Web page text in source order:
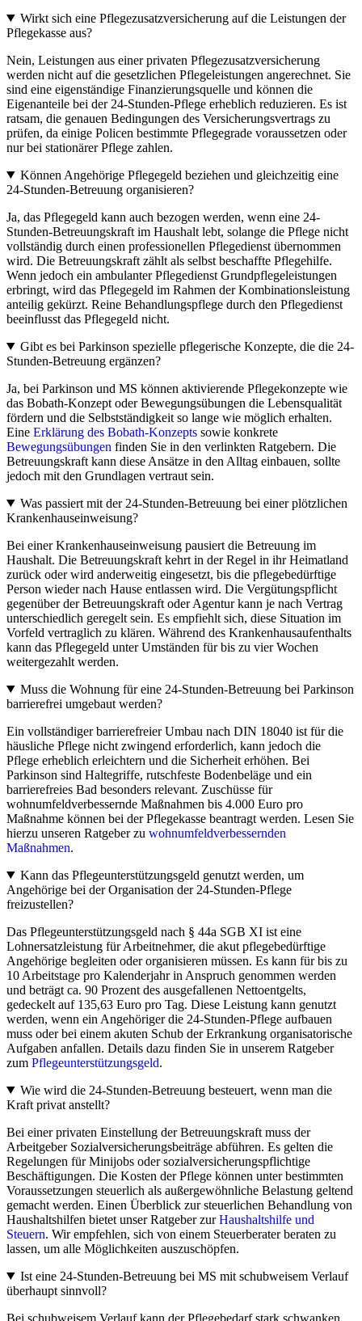
Wirkt sich eine Pflegezusatzversicherung auf die Leistungen der
Pflegekasse aus?
Nein, Leistungen aus einer privaten Pflegezusatzversicherung
werden nicht auf die gesetzlichen Pflegeleistungen angerechnet. Sie
sind eine eigenständige Finanzierungsquelle und können die
Eigenanteile bei der 24-Stunden-Pflege erheblich reduzieren. Es ist
ratsam, die genauen Bedingungen des Versicherungsvertrags zu
prüfen, da einige Policen bestimmte Pflegegrade voraussetzen oder
nur bei stationärer Pflege zahlen.
Können Angehörige Pflegegeld beziehen und gleichzeitig eine
24-Stunden-Betreuung organisieren?
Ja, das Pflegegeld kann auch bezogen werden, wenn eine 24-
Stunden-Betreuungskraft im Haushalt lebt, solange die Pflege nicht
vollständig durch einen professionellen Pflegedienst übernommen
wird. Die Betreuungskraft zählt als selbst beschaffte Pflegehilfe.
Wenn jedoch ein ambulanter Pflegedienst Grundpflegeleistungen
erbringt, wird das Pflegegeld im Rahmen der Kombinationsleistung
anteilig gekürzt. Reine Behandlungspflege durch den Pflegedienst
beeinflusst das Pflegegeld nicht.
Gibt es bei Parkinson spezielle pflegerische Konzepte, die die 24-
Stunden-Betreuung ergänzen?
Ja, bei Parkinson und MS können aktivierende Pflegekonzepte wie
das Bobath-Konzept oder Bewegungsübungen die Lebensqualität
fördern und die Selbstständigkeit so lange wie möglich erhalten.
Eine Erklärung des Bobath-Konzepts sowie konkrete
Bewegungsübungen finden Sie in den verlinkten Ratgebern. Die
Betreuungskraft kann diese Ansätze in den Alltag einbauen, sollte
jedoch mit den Grundlagen vertraut sein.
Was passiert mit der 24-Stunden-Betreuung bei einer plötzlichen
Krankenhauseinweisung?
Bei einer Krankenhauseinweisung pausiert die Betreuung im
Haushalt. Die Betreuungskraft kehrt in der Regel in ihr Heimatland
zurück oder wird anderweitig eingesetzt, bis die pflegebedürftige
Person wieder nach Hause entlassen wird. Die Vergütungspflicht
gegenüber der Betreuungskraft oder Agentur kann je nach Vertrag
unterschiedlich geregelt sein. Es empfiehlt sich, diese Situation im
Vorfeld vertraglich zu klären. Während des Krankenhausaufenthalts
kann das Pflegegeld unter Umständen für bis zu vier Wochen
weitergezahlt werden.
Muss die Wohnung für eine 24-Stunden-Betreuung bei Parkinson
barrierefrei umgebaut werden?
Ein vollständiger barrierefreier Umbau nach DIN 18040 ist für die
häusliche Pflege nicht zwingend erforderlich, kann jedoch die
Pflege erheblich erleichtern und die Sicherheit erhöhen. Bei
Parkinson sind Haltegriffe, rutschfeste Bodenbeläge und ein
barrierefreies Bad besonders relevant. Zuschüsse für
wohnumfeldverbessernde Maßnahmen bis 4.000 Euro pro
Maßnahme können bei der Pflegekasse beantragt werden. Lesen Sie
hierzu unseren Ratgeber zu wohnumfeldverbessernden
Maßnahmen.
Kann das Pflegeunterstützungsgeld genutzt werden, um
Angehörige bei der Organisation der 24-Stunden-Pflege
freizustellen?
Das Pflegeunterstützungsgeld nach § 44a SGB XI ist eine
Lohnersatzleistung für Arbeitnehmer, die akut pflegebedürftige
Angehörige begleiten oder organisieren müssen. Es kann für bis zu
10 Arbeitstage pro Kalenderjahr in Anspruch genommen werden
und beträgt ca. 90 Prozent des ausgefallenen Nettoentgelts,
gedeckelt auf 135,63 Euro pro Tag. Diese Leistung kann genutzt
werden, wenn ein Angehöriger die 24-Stunden-Pflege aufbauen
muss oder bei einem akuten Schub der Erkrankung organisatorische
Aufgaben anfallen. Details dazu finden Sie in unserem Ratgeber
zum Pflegeunterstützungsgeld.
Wie wird die 24-Stunden-Betreuung besteuert, wenn man die
Kraft privat anstellt?
Bei einer privaten Einstellung der Betreuungskraft muss der
Arbeitgeber Sozialversicherungsbeiträge abführen. Es gelten die
Regelungen für Minijobs oder sozialversicherungspflichtige
Beschäftigungen. Die Kosten der Pflege können unter bestimmten
Voraussetzungen steuerlich als außergewöhnliche Belastung geltend
gemacht werden. Einen Überblick zur steuerlichen Behandlung von
Haushaltshilfen bietet unser Ratgeber zurHaushaltshilfe und
Steuern. Wir empfehlen, sich von einem Steuerberater beraten zu
lassen, um alle Möglichkeiten auszuschöpfen.
Ist eine 24-Stunden-Betreuung bei MS mit schubweisem Verlauf
überhaupt sinnvoll?
Bei schubweisem Verlauf kann der Pflegebedarf stark schwanken.